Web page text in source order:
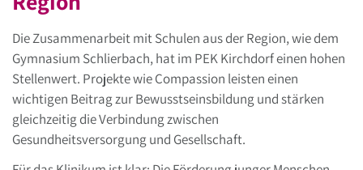
Die Zusammenarbeit mit Schulen aus der Region, wie dem
Gymnasium Schlierbach, hat im PEK Kirchdorf einen hohen
Stellenwert. Projekte wie Compassion leisten einen
wichtigen Beitrag zur Bewusstseinsbildung und stärken
gleichzeitig die Verbindung zwischen
Gesundheitsversorgung und Gesellschaft.